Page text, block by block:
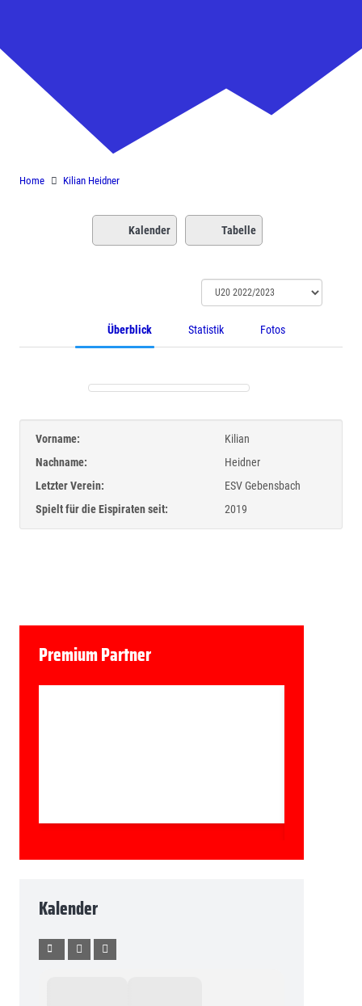
Kilian Heidner
Home Kilian Heidner
Kalender Tabelle
Überblick Statistik Fotos
Vorname:
Kilian
Nachname:
Heidner
Letzter Verein:
ESV Gebensbach
Spielt für die Eispiraten seit:
2019
Premium Partner
Kalender